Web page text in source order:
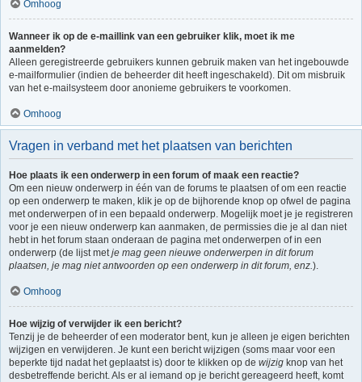
Omhoog
Wanneer ik op de e-maillink van een gebruiker klik, moet ik me
aanmelden?
Alleen geregistreerde gebruikers kunnen gebruik maken van het ingebouwde
e-mailformulier (indien de beheerder dit heeft ingeschakeld). Dit om misbruik
van het e-mailsysteem door anonieme gebruikers te voorkomen.
Omhoog
Vragen in verband met het plaatsen van berichten
Hoe plaats ik een onderwerp in een forum of maak een reactie?
Om een nieuw onderwerp in één van de forums te plaatsen of om een reactie
op een onderwerp te maken, klik je op de bijhorende knop op ofwel de pagina
met onderwerpen of in een bepaald onderwerp. Mogelijk moet je je registreren
voor je een nieuw onderwerp kan aanmaken, de permissies die je al dan niet
hebt in het forum staan onderaan de pagina met onderwerpen of in een
onderwerp (de lijst metje mag geen nieuwe onderwerpen in dit forum
plaatsen, je mag niet antwoorden op een onderwerp in dit forum, enz.).
Omhoog
Hoe wijzig of verwijder ik een bericht?
Tenzij je de beheerder of een moderator bent, kun je alleen je eigen berichten
wijzigen en verwijderen. Je kunt een bericht wijzigen (soms maar voor een
beperkte tijd nadat het geplaatst is) door te klikken op de wijzig knop van het
desbetreffende bericht. Als er al iemand op je bericht gereageerd heeft, komt